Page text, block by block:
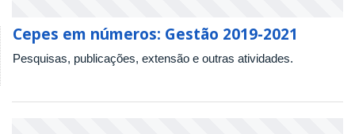
Cepes em números: Gestão 2019-2021
Pesquisas, publicações, extensão e outras atividades.